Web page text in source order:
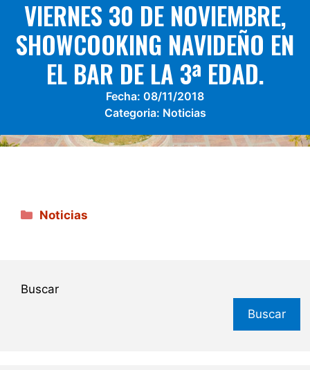
VIERNES 30 DE NOVIEMBRE,
SHOWCOOKING NAVIDEÑO EN
EL BAR DE LA 3ª EDAD.
Fecha: 08/11/2018
Categoria: Noticias
Categorías
Noticias
Buscar
Buscar